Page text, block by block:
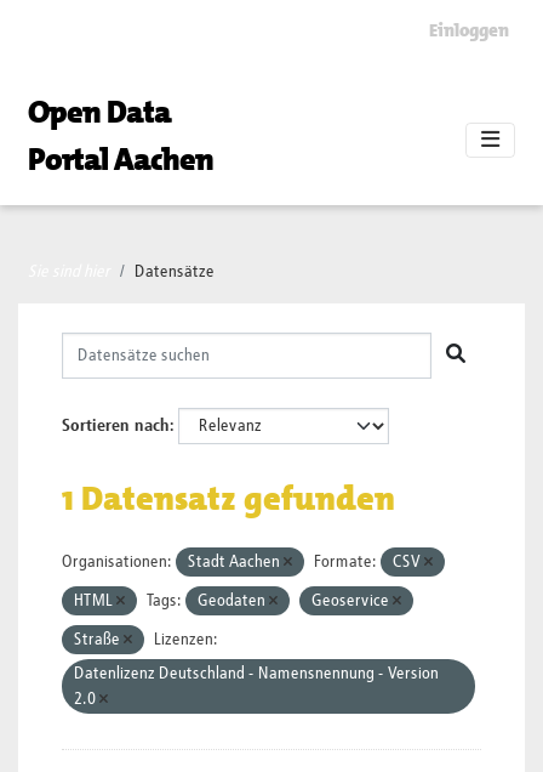
Einloggen
Open Data
Portal Aachen
Datensätze
Sortieren nach
1 Datensatz gefunden
Organisationen: Stadt Aachen Formate: CSV
HTML Tags: Geodaten Geoservice
Straße
Lizenzen:
Datenlizenz Deutschland - Namensnennung - Version
2.0